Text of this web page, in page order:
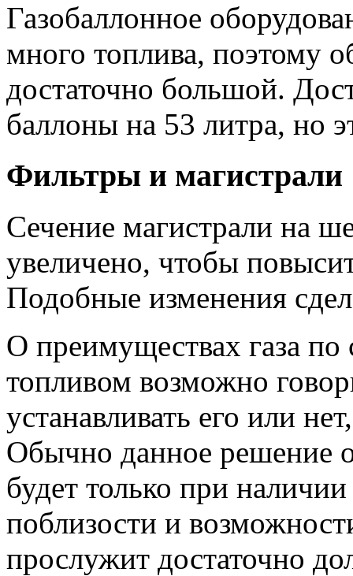
Газобаллонное
много топлива, поэтому
достаточно большой.
баллоны на 53 литра, но
Фильтры и магистрали
Сечение магистрали на
увеличено, чтобы
Подобные изменения
О преимуществах газа
топливом возможно
устанавливать его или
Обычно данное решение
будет только при
поблизости и
прослужит достаточно